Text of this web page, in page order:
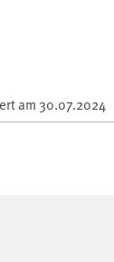
am 30.07.2024